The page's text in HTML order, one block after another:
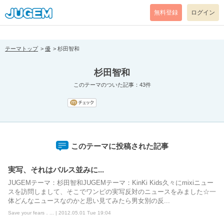
[pear_error: message="Success" code=0 mode=return level=notice
prefix="" info=""]
無料登録 ログイン
テーマトップ 優 杉田智和
杉田智和
このテーマのついた記事：43件
このテーマに投稿された記事
実写、それはバルス並みに...
JUGEMテーマ：杉田智和JUGEMテーマ：KinKi Kids久々にmixiニュー
スを訪問しまして、そこでワンピの実写反対のニュースをみました☆一
体どんなニュースなのかと思い見てみたら男女別の反...
Save your fears．... | 2012.05.01 Tue 19:04